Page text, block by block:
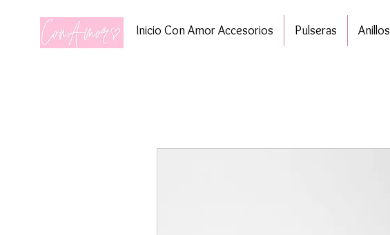
Inicio Con Amor Accesorios Pulseras Anillos